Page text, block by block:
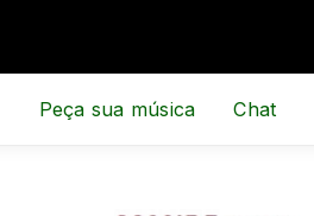
Peça sua música Chat